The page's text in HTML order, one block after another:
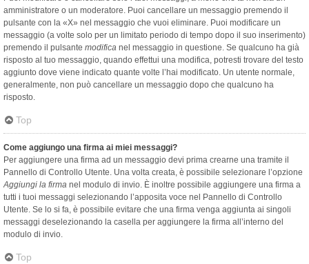
amministratore o un moderatore. Puoi cancellare un messaggio premendo il
pulsante con la «X» nel messaggio che vuoi eliminare. Puoi modificare un
messaggio (a volte solo per un limitato periodo di tempo dopo il suo inserimento)
premendo il pulsante modifica nel messaggio in questione. Se qualcuno ha già
risposto al tuo messaggio, quando effettui una modifica, potresti trovare del testo
aggiunto dove viene indicato quante volte l’hai modificato. Un utente normale,
generalmente, non può cancellare un messaggio dopo che qualcuno ha
risposto.
Top
Come aggiungo una firma ai miei messaggi?
Per aggiungere una firma ad un messaggio devi prima crearne una tramite il
Pannello di Controllo Utente. Una volta creata, è possibile selezionare l’opzione
Aggiungi la firma nel modulo di invio. È inoltre possibile aggiungere una firma a
tutti i tuoi messaggi selezionando l’apposita voce nel Pannello di Controllo
Utente. Se lo si fa, è possibile evitare che una firma venga aggiunta ai singoli
messaggi deselezionando la casella per aggiungere la firma all’interno del
modulo di invio.
Top